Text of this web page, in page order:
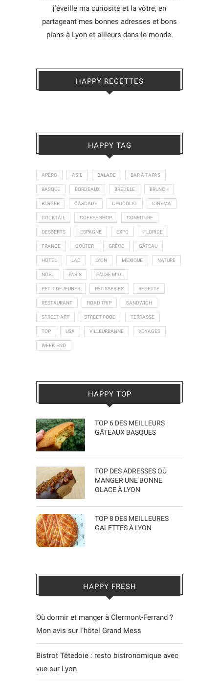
j'éveille ma curiosité et la vôtre, en
partageant mes bonnes adresses et bons
plans à Lyon et ailleurs dans le monde.
HAPPY RECETTES
HAPPY TAG
APÉRO ASIE BALADE BAR À TAPAS
BASQUE BORDEAUX BREDELE BRUNCH
BURGER CASCADE CHOCOLAT CINÉMA
COCKTAIL COFFEE SHOP CONFITURE
DESSERTS ESPAGNE EXPO FLORIDE
FRANCE GOÛTER GRÈCE GÂTEAU
HOTEL LAC LYON MEXIQUE NATURE
NOEL PARIS PAUSE MIDI
PETIT DÉJEUNER PÂTISSERIES RECETTE
RESTAURANT ROAD TRIP SANDWICH
STREET ART STREET FOOD TERRASSE
TOP USA VILLEURBANNE VOYAGES
WEEK-END
HAPPY TOP
TOP 6 DES MEILLEURS
GÂTEAUX BASQUES
TOP DES ADRESSES OÙ
MANGER UNE BONNE
GLACE À LYON
TOP 8 DES MEILLEURES
GALETTES À LYON
HAPPY FRESH
Où dormir et manger à Clermont-Ferrand ?
Mon avis sur l’hôtel Grand Mess
Bistrot Têtedoie : resto bistronomique avec
vue sur Lyon